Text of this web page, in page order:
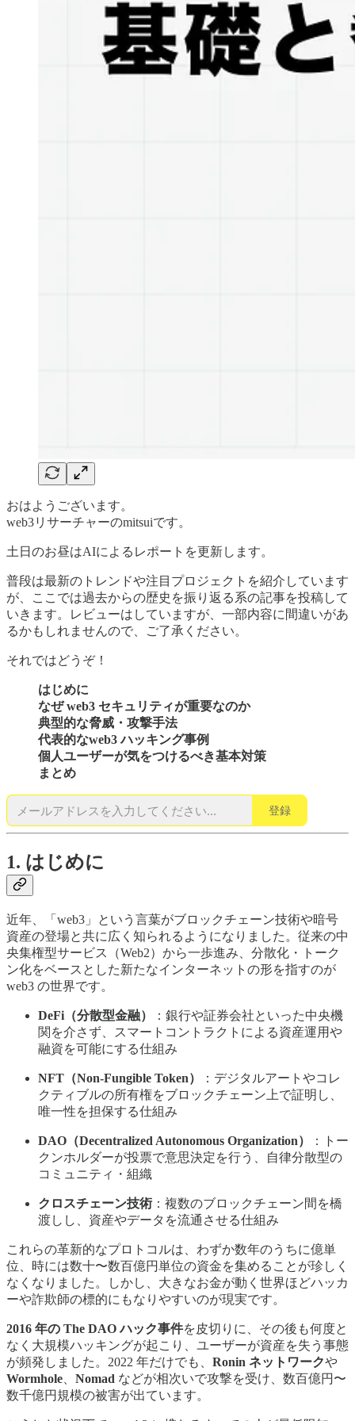
おはようございます。
web3リサーチャーのmitsuiです。
土日のお昼はAIによるレポートを更新します。
普段は最新のトレンドや注目プロジェクトを紹介しています
が、ここでは過去からの歴史を振り返る系の記事を投稿して
いきます。レビューはしていますが、一部内容に間違いがあ
るかもしれませんので、ご了承ください。
それではどうぞ！
はじめに
なぜ web3 セキュリティが重要なのか
典型的な脅威・攻撃手法
代表的なweb3 ハッキング事例
個人ユーザーが気をつけるべき基本対策
まとめ
登録
1. はじめに
近年、「web3」という言葉がブロックチェーン技術や暗号
資産の登場と共に広く知られるようになりました。従来の中
央集権型サービス（Web2）から一歩進み、分散化・トーク
ン化をベースとした新たなインターネットの形を指すのが
web3 の世界です。
DeFi（分散型金融）
：銀行や証券会社といった中央機
関を介さず、スマートコントラクトによる資産運用や
融資を可能にする仕組み
NFT（Non-Fungible Token）
：デジタルアートやコレ
クティブルの所有権をブロックチェーン上で証明し、
唯一性を担保する仕組み
DAO（Decentralized Autonomous Organization）
：トー
クンホルダーが投票で意思決定を行う、自律分散型の
コミュニティ・組織
クロスチェーン技術 ：複数のブロックチェーン間を橋
渡しし、資産やデータを流通させる仕組み
これらの革新的なプロトコルは、わずか数年のうちに億単
位、時には数十〜数百億円単位の資金を集めることが珍しく
なくなりました。しかし、大きなお金が動く世界ほどハッカ
ーや詐欺師の標的にもなりやすいのが現実です。
2016 年の The DAO ハック事件を皮切りに、その後も何度と
なく大規模ハッキングが起こり、ユーザーが資産を失う事態
が頻発しました。2022 年だけでも、 Ronin ネットワークや
Wormhole
Nomad などが相次いで攻撃を受け、数百億円〜
数千億円規模の被害が出ています。